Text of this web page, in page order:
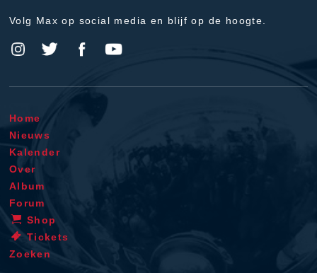
Volg Max op social media en blijf op de hoogte.
Home
Nieuws
Kalender
Over
Album
Forum
Shop
Tickets
Zoeken